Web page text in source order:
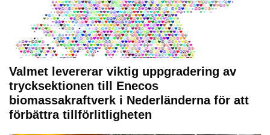
Valmet levererar viktig uppgradering av
trycksektionen till Enecos
biomassakraftverk i Nederländerna för att
förbättra tillförlitligheten